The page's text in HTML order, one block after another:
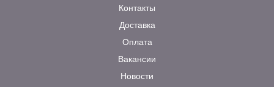
Контакты
Доставка
Оплата
Вакансии
Новости